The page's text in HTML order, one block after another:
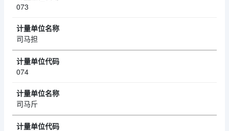
073
司马担
074
司马斤